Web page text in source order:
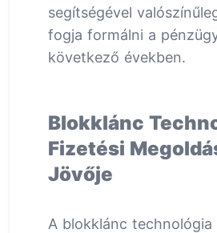
segítségével
fogja formálni a
következő években.
Blokklánc
Fizetési
Jövője
A blokklánc technológia